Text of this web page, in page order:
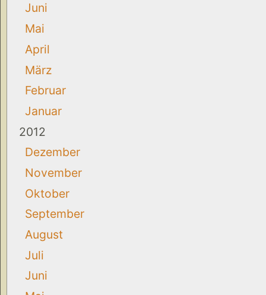
Juni
Mai
April
März
Februar
Januar
2012
Dezember
November
Oktober
September
August
Juli
Juni